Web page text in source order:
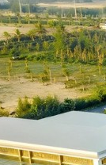
NƯỚC UỐNG
DẦU NƯỚC